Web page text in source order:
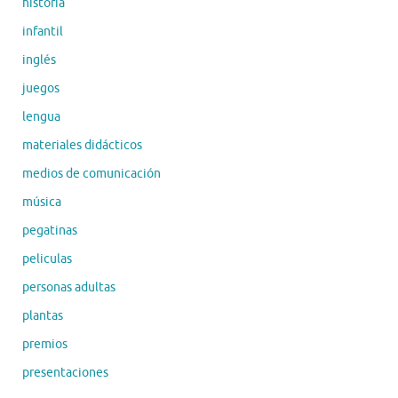
historia
infantil
inglés
juegos
lengua
materiales didácticos
medios de comunicación
música
pegatinas
peliculas
personas adultas
plantas
premios
presentaciones